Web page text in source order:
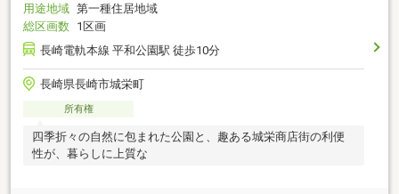
用途地域 第一種住居地域
総区画数 1区画
長崎電軌本線 平和公園駅 徒歩10分
長崎県長崎市城栄町
所有権
四季折々の自然に包まれた公園と、趣ある城栄商店街の利便
性が、暮らしに上質な